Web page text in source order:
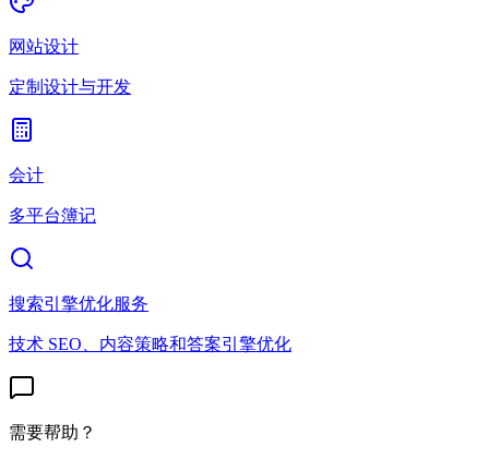
网站设计
定制设计与开发
会计
多平台簿记
搜索引擎优化服务
技术 SEO、内容策略和答案引擎优化
需要帮助？